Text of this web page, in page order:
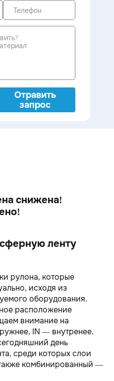
Отравить
запрос
снижена!
ленту
рулона, которые
исходя из
оборудования.
расположение
внимание на
IN — внутренее.
день
среди которых слои
комбинированный —